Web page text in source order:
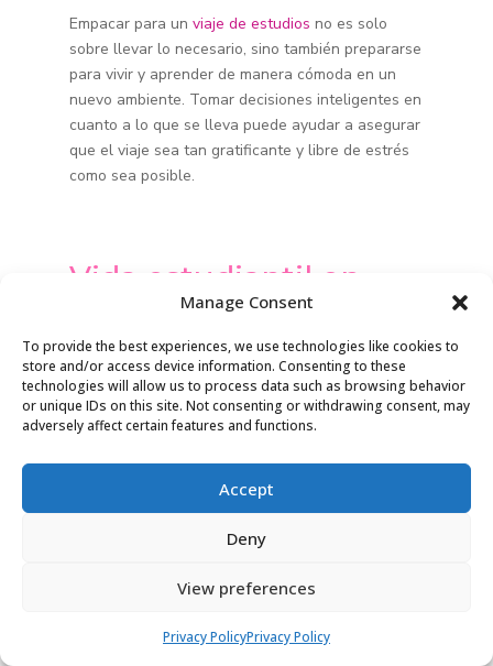
Manage Consent
To provide the best experiences, we use technologies like cookies to
store and/or access device information. Consenting to these
technologies will allow us to process data such as browsing behavior
or unique IDs on this site. Not consenting or withdrawing consent, may
adversely affect certain features and functions.
Accept
Deny
View preferences
Privacy PolicyPrivacy Policy
Empacar para un viaje de estudios no es solo
sobre llevar lo necesario, sino también prepararse
para vivir y aprender de manera cómoda en un
nuevo ambiente. Tomar decisiones inteligentes en
cuanto a lo que se lleva puede ayudar a asegurar
que el viaje sea tan gratificante y libre de estrés
como sea posible.
Vida estudiantil en
Alojamiento para
medida influenciada por el tipo de alojamiento en
ciudad ofrece una diversidad de opciones que van